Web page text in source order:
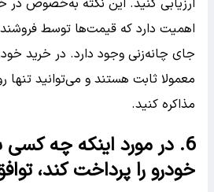
ارزیابی کنید. این نکته به‌خصوص در
اهمیت دارد که قیمت‌ها توسط
جای چانه‌زنی وجود دارد. در خرید
معمولا ثابت هستند و می‌توانید تنها
مذاکره کنید.
6. در مورد اینکه چه
خودرو را پرداخت کند،